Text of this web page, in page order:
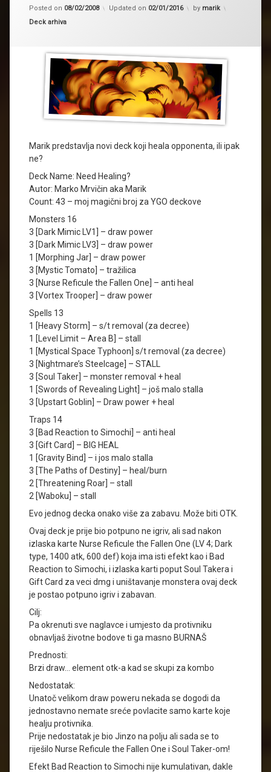
Posted on 08/02/2008 Updated on 02/01/2016 by marik
Kategorije:
Deck arhiva
Marik predstavlja novi deck koji heala opponenta, ili ipak
ne?
Deck Name: Need Healing?
Autor: Marko Mrvičin aka Marik
Count: 43 – moj magični broj za YGO deckove
Monsters 16
3 [Dark Mimic LV1] – draw power
3 [Dark Mimic LV3] – draw power
1 [Morphing Jar] – draw power
3 [Mystic Tomato] – tražilica
3 [Nurse Reficule the Fallen One] – anti heal
3 [Vortex Trooper] – draw power
Spells 13
1 [Heavy Storm] – s/t removal (za decree)
1 [Level Limit – Area B] – stall
1 [Mystical Space Typhoon] s/t removal (za decree)
3 [Nightmare’s Steelcage] – STALL
3 [Soul Taker] – monster removal + heal
1 [Swords of Revealing Light] – još malo stalla
3 [Upstart Goblin] – Draw power + heal
Traps 14
3 [Bad Reaction to Simochi] – anti heal
3 [Gift Card] – BIG HEAL
1 [Gravity Bind] – i jos malo stalla
3 [The Paths of Destiny] – heal/burn
2 [Threatening Roar] – stall
2 [Waboku] – stall
Evo jednog decka onako više za zabavu. Može biti OTK.
Ovaj deck je prije bio potpuno ne igriv, ali sad nakon
izlaska karte Nurse Reficule the Fallen One (LV 4; Dark
type, 1400 atk, 600 def) koja ima isti efekt kao i Bad
Reaction to Simochi, i izlaska karti poput Soul Takera i
Gift Card za veci dmg i uništavanje monstera ovaj deck
je postao potpuno igriv i zabavan.
Cilj:
Pa okrenuti sve naglavce i umjesto da protivniku
obnavljaš životne bodove ti ga masno BURNAŠ
Prednosti:
Brzi draw… element otk-a kad se skupi za kombo
Nedostatak:
Unatoč velikom draw poweru nekada se dogodi da
jednostavno nemate sreće povlacite samo karte koje
healju protivnika.
Prije nedostatak je bio Jinzo na polju ali sada se to
riješilo Nurse Reficule the Fallen One i Soul Taker-om!
Efekt Bad Reaction to Simochi nije kumulativan, dakle